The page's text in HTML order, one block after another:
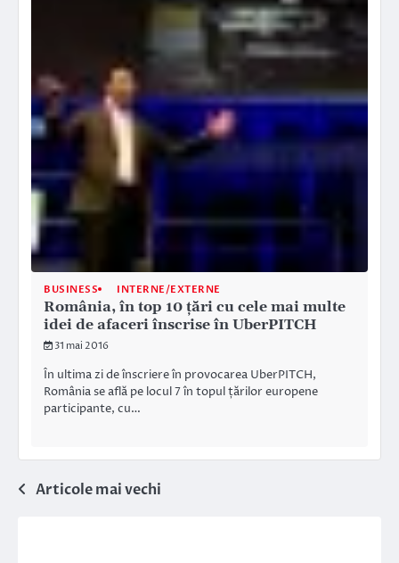
BUSINESS INTERNE/EXTERNE
România, în top 10 țări cu cele mai multe
idei de afaceri înscrise în UberPITCH
31 mai 2016
În ultima zi de înscriere în provocarea UberPITCH,
România se află pe locul 7 în topul țărilor europene
participante, cu…
Navigare
Articole mai vechi